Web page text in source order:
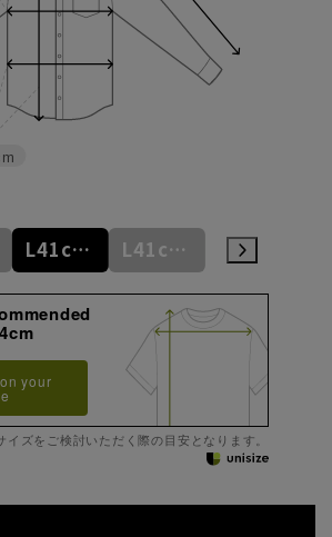
L41cm/82cm L41cm/84cm
your
イズをご検討いただく際の目安となります。